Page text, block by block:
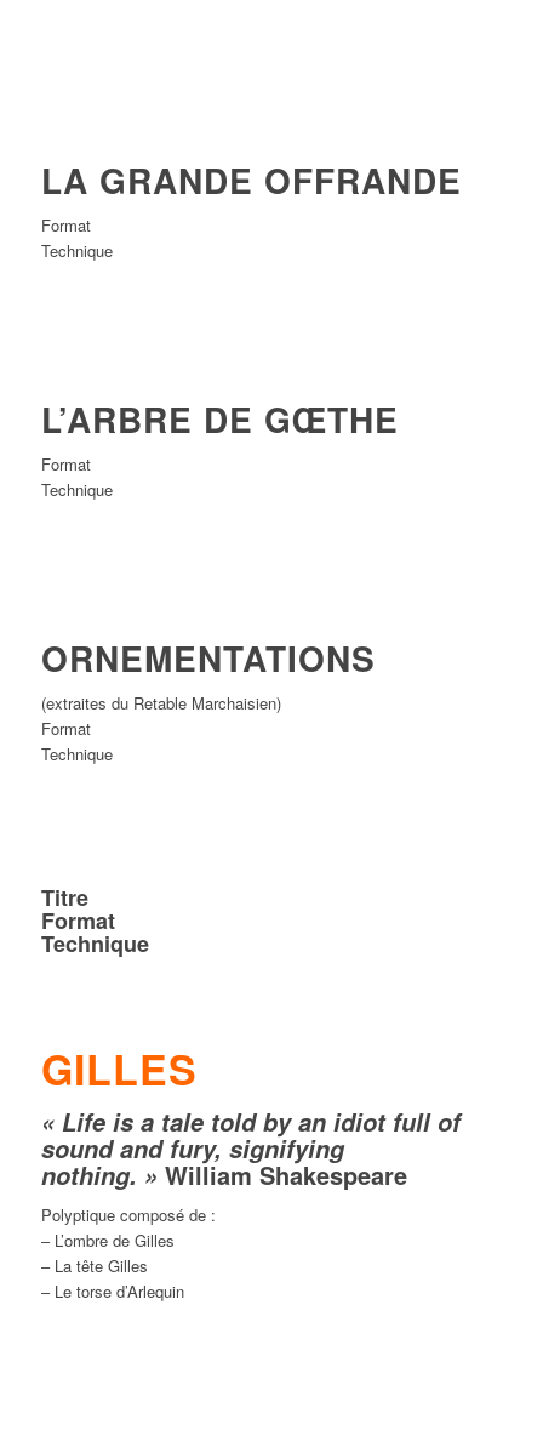
LA GRANDE OFFRANDE
Format
Technique
L’ARBRE DE GŒTHE
Format
Technique
ORNEMENTATIONS
(extraites du Retable Marchaisien)
Format
Technique
Titre
Format
Technique
GILLES
« Life is a tale told by an idiot full of
sound and fury, signifying
nothing. » William Shakespeare
Polyptique composé de :
– L’ombre de Gilles
– La tête Gilles
– Le torse d’Arlequin